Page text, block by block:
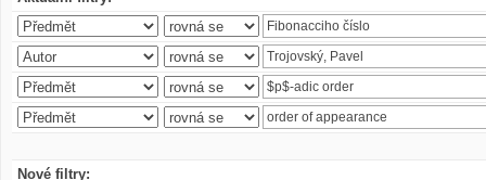
Nové filtry: